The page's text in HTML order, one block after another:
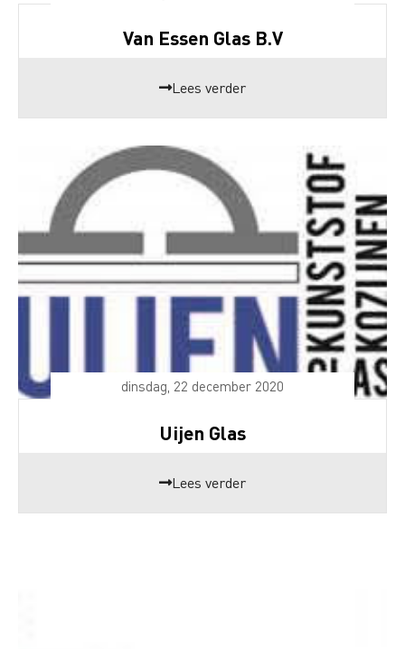
Van Essen Glas B.V
Lees verder
dinsdag, 22 december 2020
Uijen Glas
Lees verder